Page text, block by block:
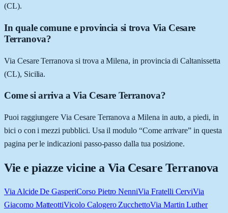
(CL).
In quale comune e provincia si trova Via Cesare
Terranova?
Via Cesare Terranova si trova a Milena, in provincia di Caltanissetta
(CL), Sicilia.
Come si arriva a Via Cesare Terranova?
Puoi raggiungere Via Cesare Terranova a Milena in auto, a piedi, in
bici o con i mezzi pubblici. Usa il modulo “Come arrivare” in questa
pagina per le indicazioni passo-passo dalla tua posizione.
Vie e piazze vicine a Via Cesare Terranova
Via Alcide De GasperiCorso Pietro NenniVia Fratelli CerviVia
Giacomo MatteottiVicolo Calogero ZucchettoVia Martin Luther